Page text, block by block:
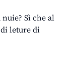
Sì che al
leture di